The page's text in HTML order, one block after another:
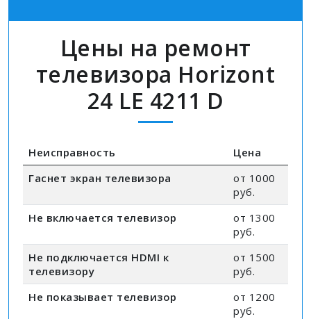
Цены на ремонт
телевизора Horizont
24 LE 4211 D
Неисправность
Цена
Гаснет экран телевизора
от 1000
руб.
Не включается телевизор
от 1300
руб.
Не подключается HDMI к
телевизору
от 1500
руб.
Не показывает телевизор
от 1200
руб.